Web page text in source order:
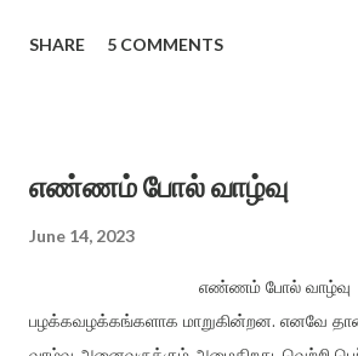
விளங்க வைத்தல் என்ற முறையில்,
காக்க காக்கக் குறளைக் காக்க உலக
நோக்க நோக்க பெயா்த்து நோக்க மனிதன்
அறநெறி வாழ்வை இறைவழி காக்க வானம்
காக்க பசிப்பிணி யில்லா உலகைக் காக்க பற்றற்ற
SHARE 5 COMMENTS
எண்ணம் போல் வாழ்வு
June 14, 2023
எண்ணம் போல் வாழ்வு
பழக்கவழக்கங்களாக மாறுகின்றன. எனவே